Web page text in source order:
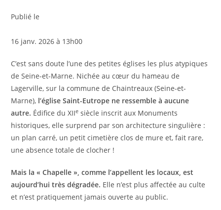
Publié le
16 janv. 2026 à 13h00
C’est sans doute l’une des petites églises les plus atypiques
de Seine-et-Marne. Nichée au cœur du hameau de
Lagerville, sur la commune de Chaintreaux (Seine-et-
Marne), l’église Saint-Eutrope ne ressemble à aucune
autre. Édifice du XIIe siècle inscrit aux Monuments
historiques, elle surprend par son architecture singulière :
un plan carré, un petit cimetière clos de mure et, fait rare,
une absence totale de clocher !
Mais la « Chapelle », comme l’appellent les locaux, est
aujourd’hui très dégradée. Elle n’est plus affectée au culte
et n’est pratiquement jamais ouverte au public.